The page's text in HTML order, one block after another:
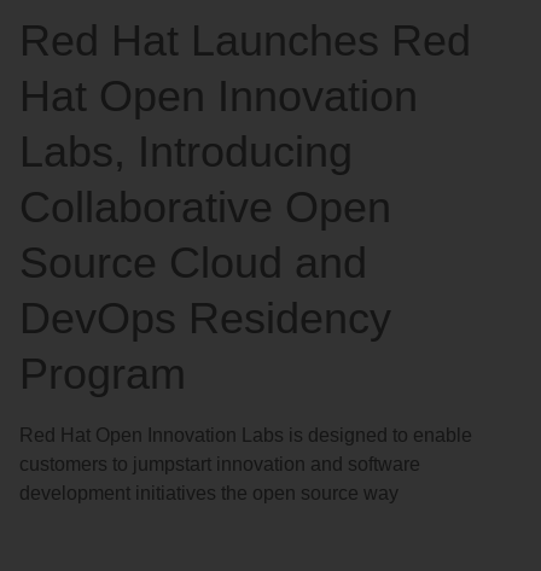
Red Hat Launches Red
Hat Open Innovation
Labs, Introducing
Collaborative Open
Source Cloud and
DevOps Residency
Program
Red Hat Open Innovation Labs is designed to enable
customers to jumpstart innovation and software
development initiatives the open source way